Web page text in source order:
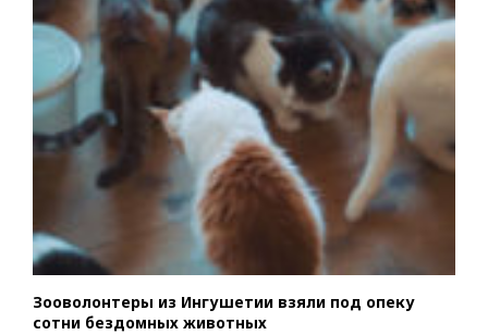
Зооволонтеры из Ингушетии взяли под опеку
сотни бездомных животных